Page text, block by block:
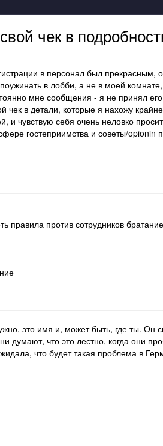
чек в
в персонал был прекрасным,
в лобби, а не в моей
мне сообщения - я не принял
в детали, которые я нахожу
и чувствую себя очень неловко
гостеприимства и советы/opionin
правила против сотрудников
это имя и, может быть, где ты. Он
что это лестно, когда они
что будет такая проблема в